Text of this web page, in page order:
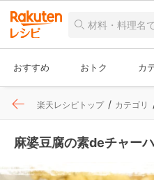
おすすめ おトク カ
楽天レシピトップ カテゴリ
麻婆豆腐の素deチャー